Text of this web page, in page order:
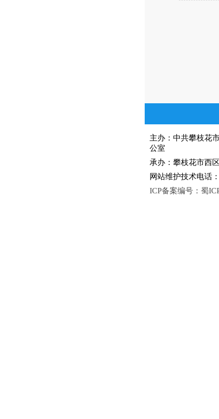
主办：中共攀枝
公室
承办：攀枝花市西
网站维护技术电话
ICP备案编号：蜀